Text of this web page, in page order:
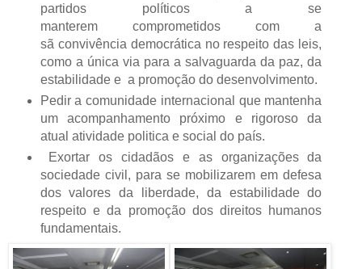
partidos políticos a se
manterem comprometidos com a
sã convivência democrática no respeito das leis,
como a única via para a salvaguarda da paz, da
estabilidade e a promoção do desenvolvimento.
Pedir a comunidade internacional que mantenha
um acompanhamento próximo e rigoroso da
atual atividade politica e social do país.
Exortar os cidadãos e as organizações da
sociedade civil, para se mobilizarem em defesa
dos valores da liberdade, da estabilidade do
respeito e da promoção dos direitos humanos
fundamentais.